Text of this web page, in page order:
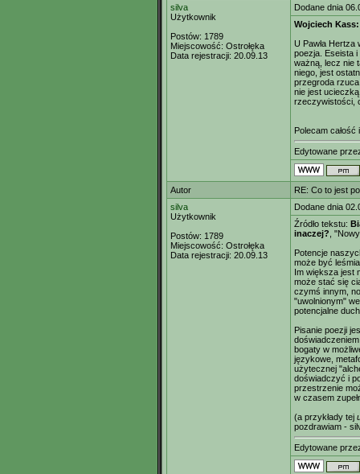
silva
Użytkownik
Postów: 1789
Miejscowość: Ostrołęka
Data rejestracji: 20.09.13
Dodane dnia
Wojciech
U Pawła Hertza
poezja. Eseista
ważną, lecz nie
niego, jest
przegroda
nie jest
rzeczywistości,
Polecam całość
Edytowane
Autor
RE: Co to jest
silva
Użytkownik
Postów: 1789
Miejscowość: Ostrołęka
Data rejestracji: 20.09.13
Dodane dnia
Źródło tekstu:
inaczej? ,
Potencje
może być
Im większa jest
może stać się
czymś innym,
"uwolnionym"
potencjalne
Pisanie poezji
bogaty w
językowe,
użytecznej
doświadczyć i
przestrzenie
w czasem
(a przykłady tej
pozdrawiam -
Edytowane